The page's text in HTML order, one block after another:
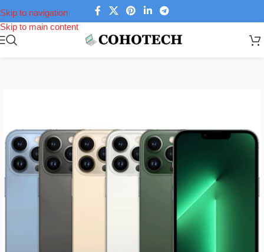
Skip to navigation
Skip to main content